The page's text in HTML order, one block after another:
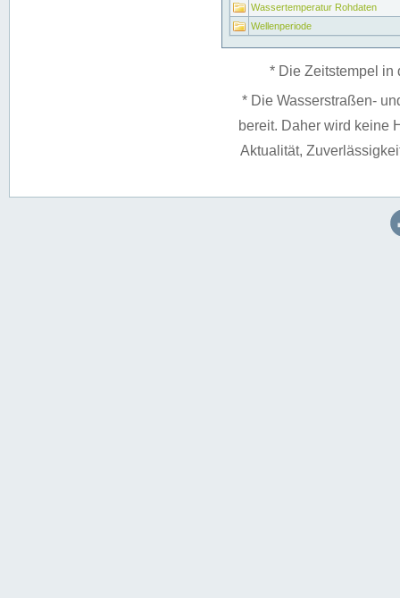
Wassertemperatur Rohdaten
Wellenperiode
* Die Zeitstempel in
* Die Wasserstraßen-
bereit. Daher wird keine
Aktualität,